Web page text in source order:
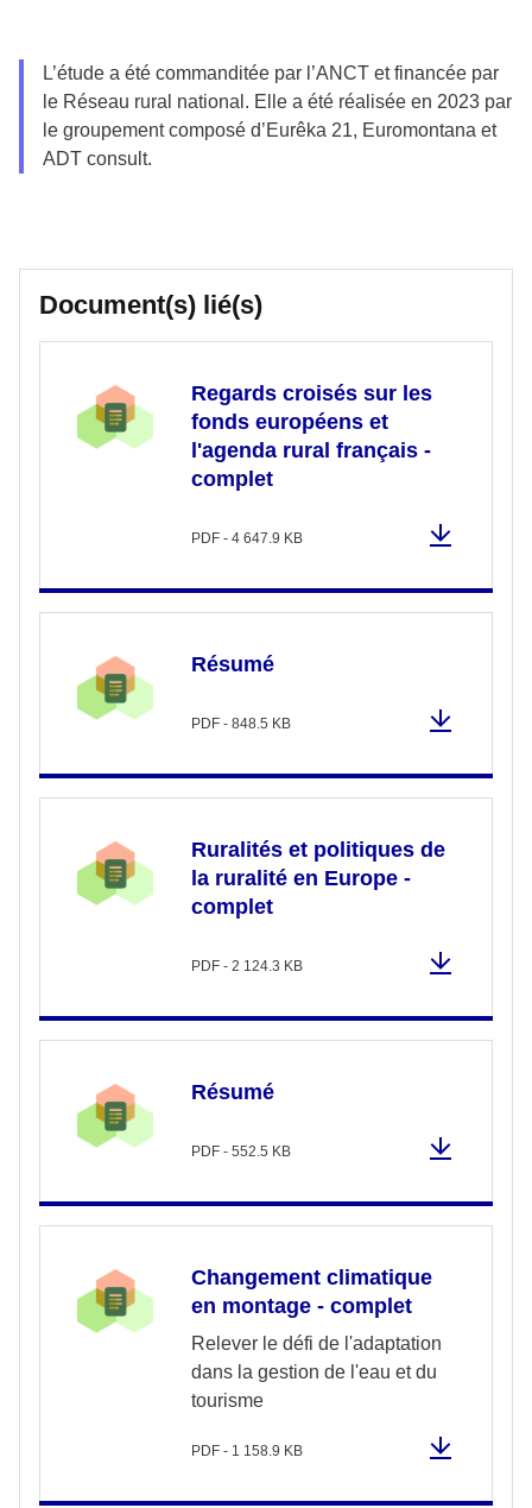
L’étude a été commanditée par l’ANCT et financée par
le Réseau rural national. Elle a été réalisée en 2023 par
le groupement composé d’Eurêka 21, Euromontana et
ADT consult.
Document(s) lié(s)
Regards croisés sur les
fonds européens et
l'agenda rural français -
complet
PDF - 4 647.9 KB
Résumé
PDF - 848.5 KB
Ruralités et politiques de
la ruralité en Europe -
complet
PDF - 2 124.3 KB
Résumé
PDF - 552.5 KB
Changement climatique
en montage - complet
Relever le défi de l'adaptation
dans la gestion de l'eau et du
tourisme
PDF - 1 158.9 KB